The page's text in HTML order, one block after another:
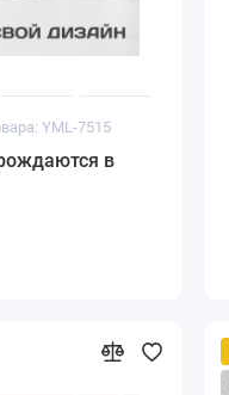
YML-7515
в